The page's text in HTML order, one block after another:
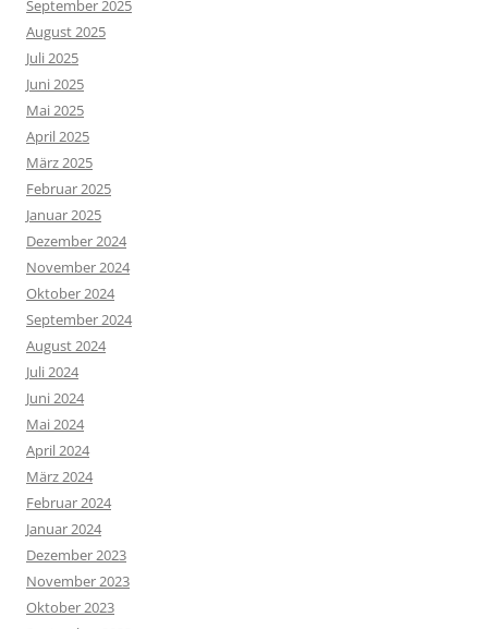
September 2025
August 2025
Juli 2025
Juni 2025
Mai 2025
April 2025
März 2025
Februar 2025
Januar 2025
Dezember 2024
November 2024
Oktober 2024
September 2024
August 2024
Juli 2024
Juni 2024
Mai 2024
April 2024
März 2024
Februar 2024
Januar 2024
Dezember 2023
November 2023
Oktober 2023